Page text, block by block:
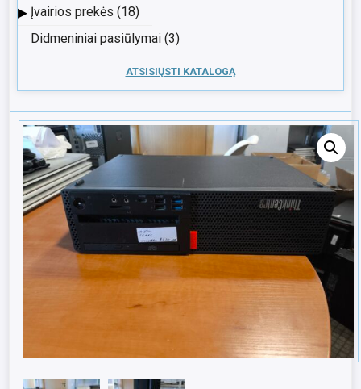
▸ Įvairios prekės (18)
Didmeniniai pasiūlymai (3)
ATSISIŲSTI KATALOGĄ